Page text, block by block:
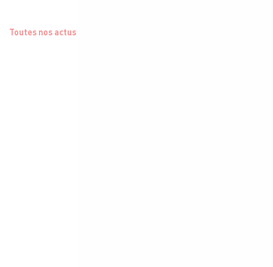
Toutes nos actus